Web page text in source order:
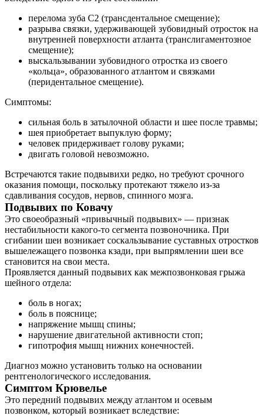
перелома зуба C2 (трансдентальное смещение);
разрыва связки, удерживающей зубовидный отросток на
внутренней поверхности атланта (транслигаментозное
смещение);
выскальзывании зубовидного отростка из своего
«кольца», образованного атлантом и связками
(перидентальное смещение).
Симптомы:
сильная боль в затылочной области и шее после травмы;
шея приобретает выпуклую форму;
человек придерживает голову руками;
двигать головой невозможно.
Встречаются такие подвывихи редко, но требуют срочного
оказания помощи, поскольку протекают тяжело из-за
сдавливания сосудов, нервов, спинного мозга.
Подвывих по Ковачу
Это своеобразный «привычный подвывих» — признак
нестабильности какого-то сегмента позвоночника. При
сгибании шеи возникает соскальзывание суставных отростков
вышележащего позвонка кзади, при выпрямлении шеи все
становится на свои места.
Проявляется данный подвывих как межпозвонковая грыжа
шейного отдела:
боль в ногах;
боль в пояснице;
напряжение мышц спины;
нарушение двигательной активности стоп;
гипотрофия мышц нижних конечностей.
Диагноз можно установить только на основании
рентгенологического исследования.
Симптом Крювелье
Это передний подвывих между атлантом и осевым
позвонком, который возникает вследствие: